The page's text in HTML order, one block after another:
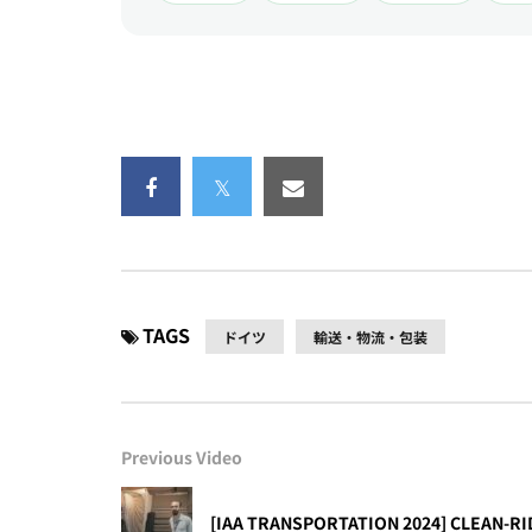
TAGS ドイツ 輸送・物流・包装
Previous Video
[IAA TRANSPORTATION 2024] CLEAN-